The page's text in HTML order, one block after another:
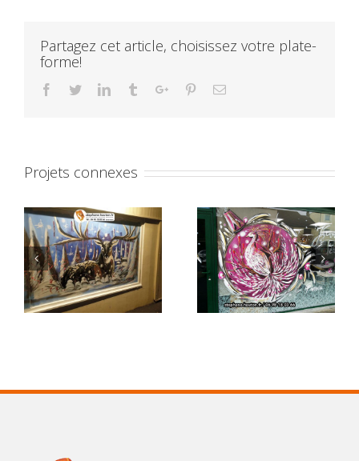
Partagez cet article, choisissez votre plate-
forme!
Facebook
TwitterLinkedinTumblrGoogle+PinterestEmail
Projets connexes